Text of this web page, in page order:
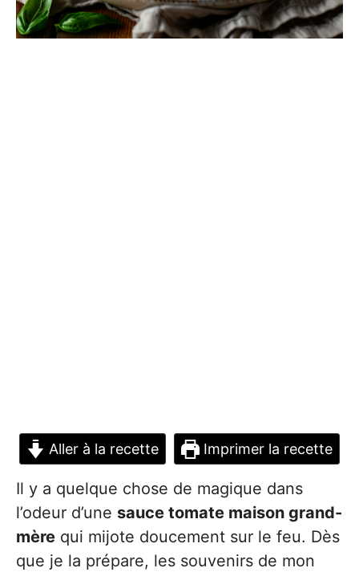
Aller à la recette Imprimer la recette
Il y a quelque chose de magique dans
l’odeur d’une sauce tomate maison grand-
mère qui mijote doucement sur le feu. Dès
que je la prépare, les souvenirs de mon